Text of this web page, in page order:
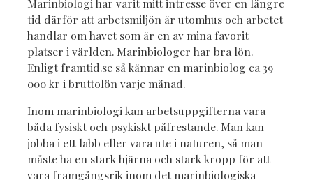
Marinbiologi har varit mitt intresse över en längre
tid därför att arbetsmiljön är utomhus och arbetet
handlar om havet som är en av mina favorit
platser i världen. Marinbiologer har bra lön.
Enligt framtid.se så kännar en marinbiolog ca 39
000 kr i bruttolön varje månad.
Inom marinbiologi kan arbetsuppgifterna vara
båda fysiskt och psykiskt påfrestande. Man kan
jobba i ett labb eller vara ute i naturen, så man
måste ha en stark hjärna och stark kropp för att
vara framgångsrik inom det marinbiologiska